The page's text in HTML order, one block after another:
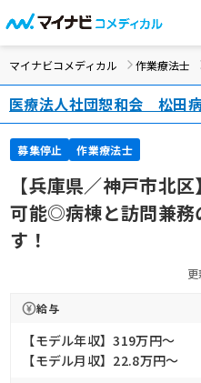
マイナビコメディカル 作業療法士
医療法人社団恕和会 松田
募集停止 作業療法士
【兵庫県／神戸市北
可能◎病棟と訪問兼務
す！
給与
【モデル年収】319万円〜
【モデル月収】22.8万円〜